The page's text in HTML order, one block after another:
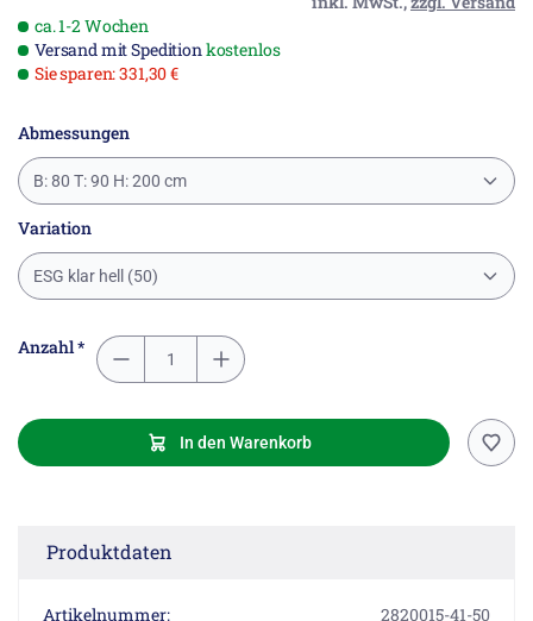
ca. 1-2 Wochen
Versand mit Speditionkostenlos
Sie sparen: 331,30 €
Abmessungen
B: 80 T: 90 H: 200 cm
Variation
ESG klar hell (50)
Anzahl *
In den Warenkorb
Produktdaten
Artikelnummer: 2820015-41-50